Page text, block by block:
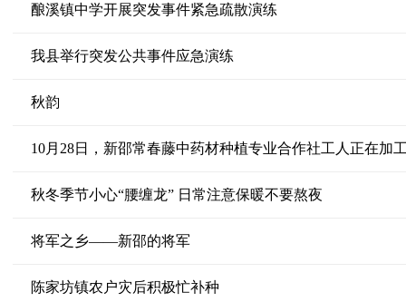
酿溪镇中学开展突发事件紧急疏散演练
我县举行突发公共事件应急演练
秋韵
10月28日，新邵常春藤中药材种植专业合作社工人正在加
秋冬季节小心“腰缠龙” 日常注意保暖不要熬夜
将军之乡——新邵的将军
陈家坊镇农户灾后积极忙补种